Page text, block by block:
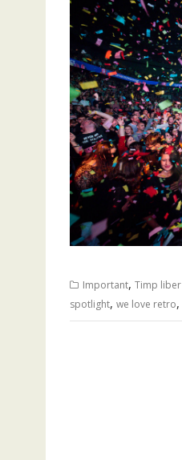
Important, Timp liber
spotlight, we love retro,